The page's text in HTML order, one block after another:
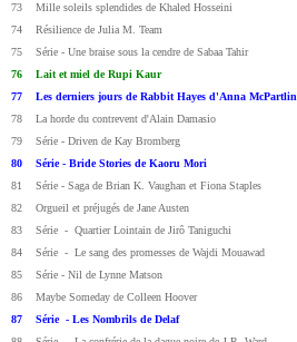
73 Mille soleils splendides de Khaled Hosseini
74 Résilience de Julia M. Team
75 Série - Une braise sous la cendre de Sabaa Tahir
76 Lait et miel de Rupi Kaur
77 Les derniers jours de Rabbit Hayes d'Anna McPartlin
78 La horde du contrevent d'Alain Damasio
79 Série - Driven de Kay Bromberg
80 Série - Bride Stories de Kaoru Mori
81 Série - Saga de Brian K. Vaughan et Fiona Staples
82 Orgueil et préjugés de Jane Austen
83 Série - Quartier Lointain de Jirô Taniguchi
84 Série - Le sang des promesses de Wajdi Mouawad
85 Série - Nil de Lynne Matson
86 Maybe Someday de Colleen Hoover
87 Série - Les Nombrils de Delaf